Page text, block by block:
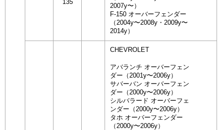
135
2007y〜）
F-150 オーバーフェンダー
（2004y〜2008y・2009y〜
2014y）
CHEVROLET
アバランチ オーバーフェン
ダー（2001y〜2006y）
サバーバン オーバーフェン
ダー（2000y〜2006y）
シルバラード オーバーフェ
ンダー（2000y〜2006y）
タホ オーバーフェンダー
（2000y〜2006y）